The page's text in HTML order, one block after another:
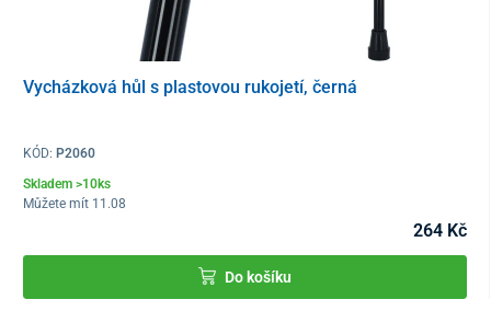
Vycházková hůl s plastovou rukojetí, černá
KÓD: P2060
Skladem >10ks
Můžete mít 11.08
264 Kč
Do košíku